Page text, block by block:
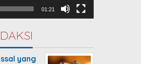
01:21
yang